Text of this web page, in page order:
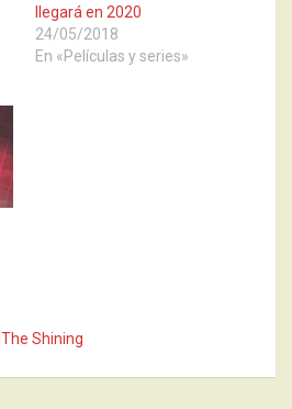
llegará en 2020
24/05/2018
En «Películas y series»
The Shining